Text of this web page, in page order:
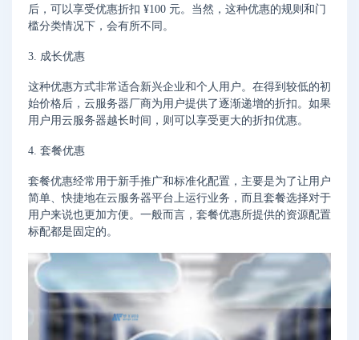
后，可以享受优惠折扣 ¥100 元。当然，这种优惠的规则和门
槛分类情况下，会有所不同。
3. 成长优惠
这种优惠方式非常适合新兴企业和个人用户。在得到较低的初
始价格后，云服务器厂商为用户提供了逐渐递增的折扣。如果
用户用云服务器越长时间，则可以享受更大的折扣优惠。
4. 套餐优惠
套餐优惠经常用于新手推广和标准化配置，主要是为了让用户
简单、快捷地在云服务器平台上运行业务，而且套餐选择对于
用户来说也更加方便。一般而言，套餐优惠所提供的资源配置
标配都是固定的。